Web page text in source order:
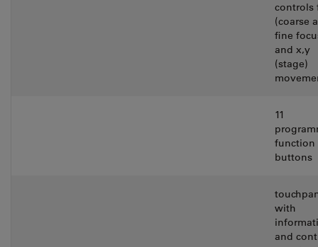
controls
(coarse
fine
and x,y
(stage)
11
function
buttons
with
and